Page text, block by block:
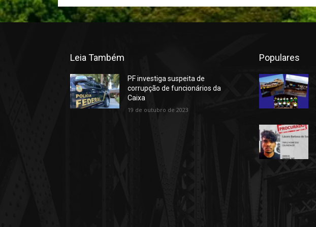
Leia Também
PF investiga suspeita de
corrupção de funcionários da
Caixa
19 de outubro de 2023
Populares